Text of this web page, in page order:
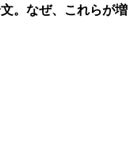
。なぜ、これらが増